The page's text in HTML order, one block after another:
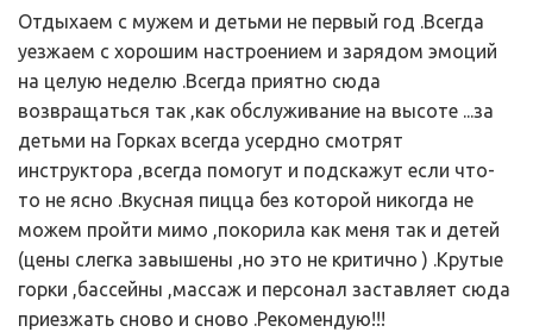
Отдыхаем с мужем и детьми не первый год .Всегда
уезжаем с хорошим настроением и зарядом эмоций
на целую неделю .Всегда приятно сюда
возвращаться так ,как обслуживание на высоте ...за
детьми на Горках всегда усердно смотрят
инструктора ,всегда помогут и подскажут если что-
то не ясно .Вкусная пицца без которой никогда не
можем пройти мимо ,покорила как меня так и детей
(цены слегка завышены ,но это не критично ) .Крутые
горки ,бассейны ,массаж и персонал заставляет сюда
приезжать сново и сново .Рекомендую!!!